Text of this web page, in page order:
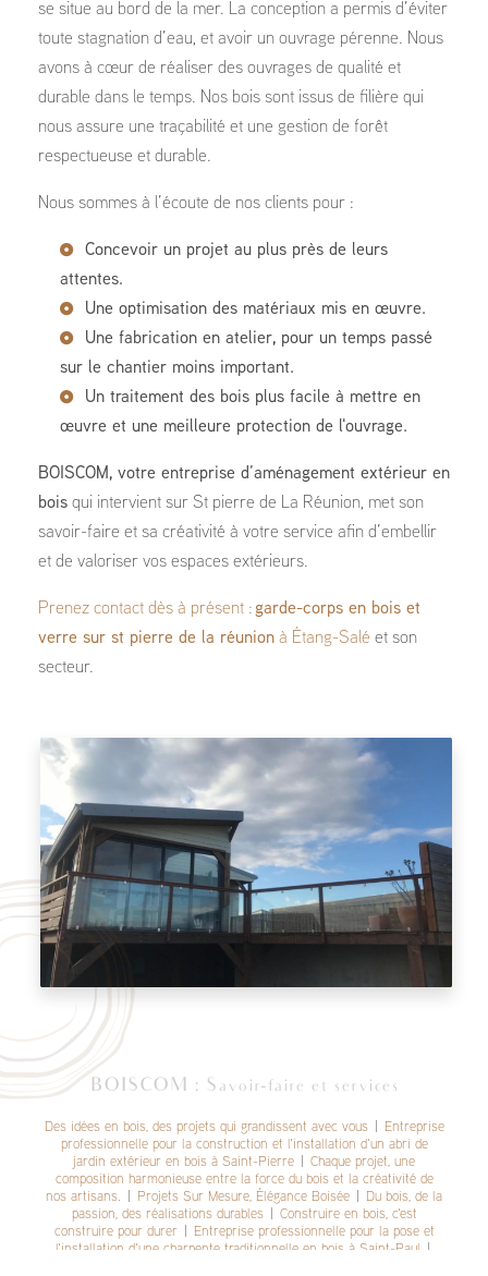
se situe au bord de la mer. La conception a permis d’éviter
toute stagnation d’eau, et avoir un ouvrage pérenne. Nous
avons à cœur de réaliser des ouvrages de qualité et
durable dans le temps. Nos bois sont issus de filière qui
nous assure une traçabilité et une gestion de forêt
respectueuse et durable.
Nous sommes à l’écoute de nos clients pour :
Concevoir un projet au plus près de leurs
attentes.
Une optimisation des matériaux mis en œuvre.
Une fabrication en atelier, pour un temps passé
sur le chantier moins important.
Un traitement des bois plus facile à mettre en
œuvre et une meilleure protection de l'ouvrage.
BOISCOM, votre entreprise d’aménagement extérieur en
bois qui intervient sur St pierre de La Réunion, met son
savoir-faire et sa créativité à votre service afin d’embellir
et de valoriser vos espaces extérieurs.
Prenez contact dès à présent : garde-corps en bois et
verre sur st pierre de la réunion à Étang-Salé et son
secteur.
BOISCOM : Savoir-faire et services
Des idées en bois, des projets qui grandissent avec vous|
Entreprise
professionnelle pour la construction et l'installation d'un abri de
jardin extérieur en bois à Saint-Pierre
Chaque projet, une
composition harmonieuse entre la force du bois et la créativité de
nos artisans.
Projets Sur Mesure, Élégance Boisée
Du bois, de la
passion, des réalisations durables| Construire en bois, c'est
construire pour durer|
Entreprise professionnelle pour la pose et
l'installation d'une charpente traditionnelle en bois à Saint-Paul |